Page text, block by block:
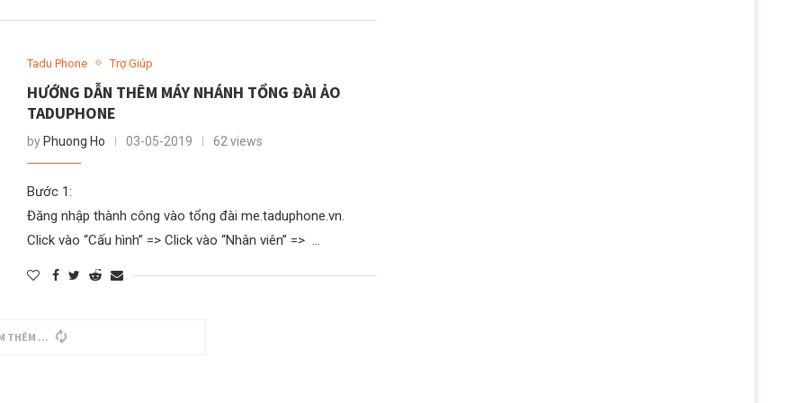
Tadu Phone Trợ Giúp
HƯỚNG DẪN THÊM MÁY NHÁNH TỔNG ĐÀI ẢO
TADUPHONE
by Phuong Ho 03-05-2019 62 views
Bước 1:
Đăng nhập thành công vào tổng đài me.taduphone.vn.
Click vào “Cấu hình” => Click vào “Nhân viên” => …
THÊM